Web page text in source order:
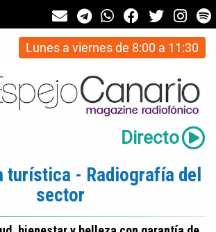
Lunes a viernes de 8:00 a 11:30
Directo
turística - Radiografía del
sector